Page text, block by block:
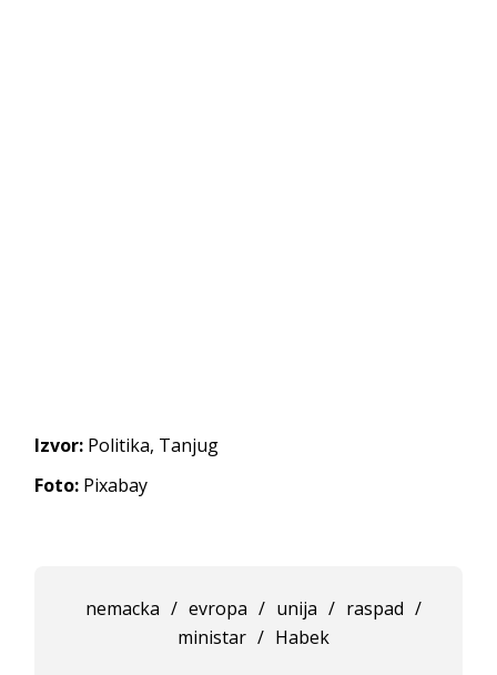
Izvor: Politika, Tanjug
Foto: Pixabay
nemacka / evropa / unija / raspad /
ministar / Habek